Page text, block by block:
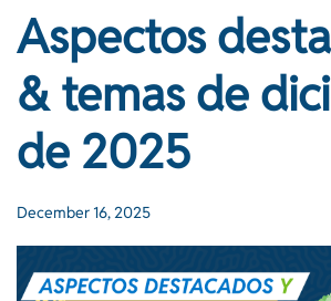
Aspectos
& temas de
de 2025
December 16, 2025